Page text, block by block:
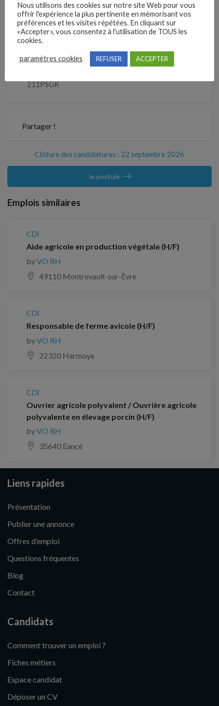
Entreprise qui propose l'emploi
211PSGK
Partager !
Clôture des candidatures : 22 septembre 2026
Je postule
Emplois similaires
CDI
Aide agricole en production végétale (H/F)
byVO RH
49110 Montrevault-sur-Èvre
CDI
Responsable de ferme avicole (H/F)
byVO RH
22320 Harmoye
CDI
Ouvrier agricole polyvalent / Ouvrière agricole
polyvalente en élevage porcin (H/F)
byVO RH
35640 Eancé
Liens rapides
Présentation
Publier une annonce
Offres d’emploi
Questions fréquentes
Blog
Contact
Candidats
Comment trouver un emploi ?
Fiches métiers
Espace candidat
Déposer un CV
Nous utilisons des cookies sur notre site Web pour vous
offrir l'expérience la plus pertinente en mémorisant vos
préférences et les visites répétées. En cliquant sur
«Accepter», vous consentez à l'utilisation de TOUS les
cookies.
paramètres cookies REFUSER ACCEPTER